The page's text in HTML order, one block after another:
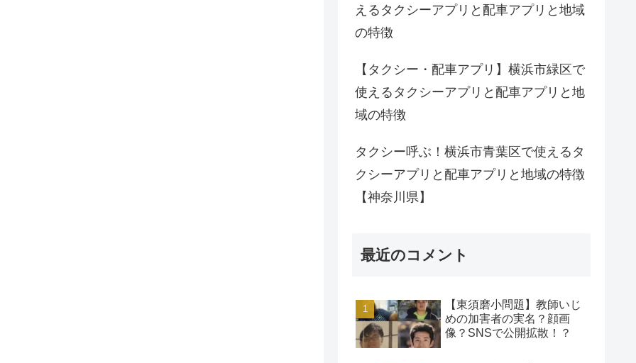
えるタクシーアプリと配車アプリと地域
の特徴
【タクシー・配車アプリ】横浜市緑区で
使えるタクシーアプリと配車アプリと地
域の特徴
タクシー呼ぶ！横浜市青葉区で使えるタ
クシーアプリと配車アプリと地域の特徴
【神奈川県】
最近のコメント
【東須磨小問題】教師いじ
めの加害者の実名？顔画
像？SNSで公開拡散！？